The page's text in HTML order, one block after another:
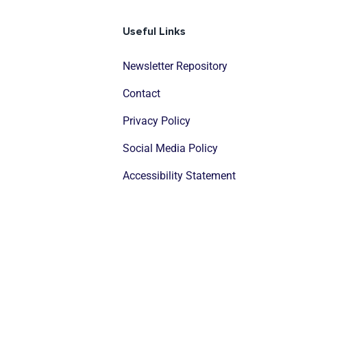
Useful Links
Newsletter Repository
Contact
Privacy Policy
Social Media Policy
Accessibility Statement